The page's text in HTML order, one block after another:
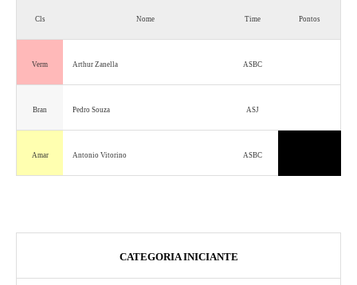
Cls Nome Time Pontos
Verm Arthur Zanella ASBC
Bran Pedro Souza ASJ
Amar Antonio Vitorino ASBC
CATEGORIA INICIANTE